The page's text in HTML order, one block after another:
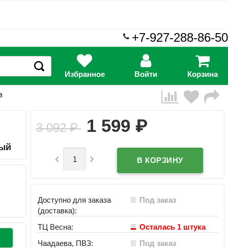
+7-927-288-86-50
Избранное Войти Корзина
3 092₽ 1 599 ₽
 
Доступно для заказа
(доставка):
Под заказ
ТЦ Весна:
Осталась 1 штука
Чаадаева, ПВЗ:
Под заказ